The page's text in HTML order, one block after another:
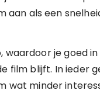
aan als een
je goed
film blijft. In ieder
wat minder